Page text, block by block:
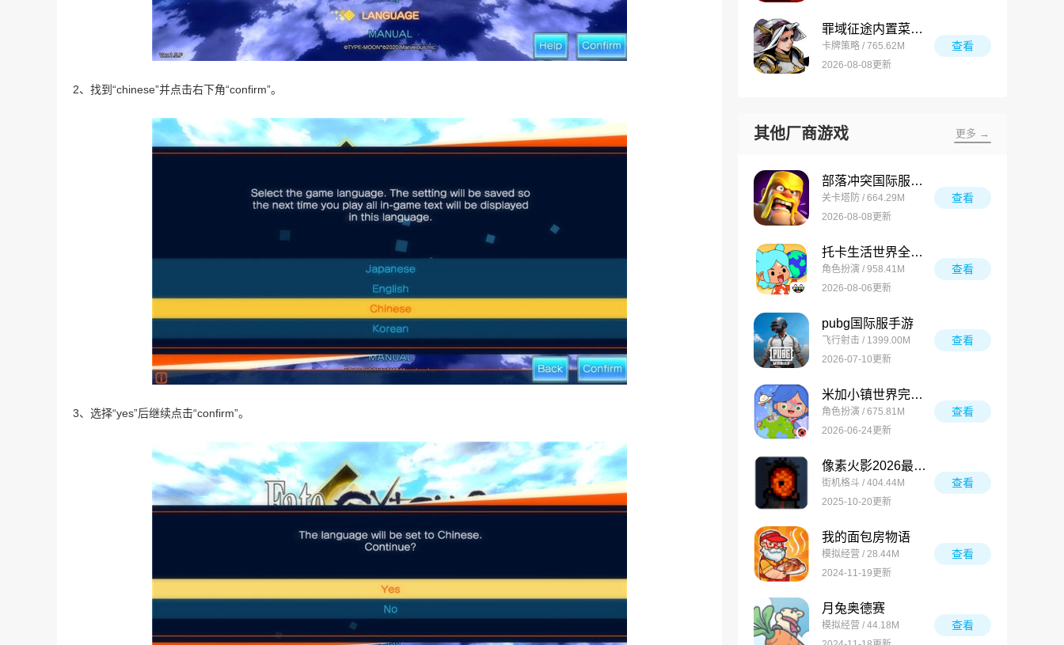
2、找到“chinese”并点击右下角“confirm”。
3、选择“yes”后继续点击“confirm”。
罪域征途内置菜单版
卡牌策略 / 765.62M
2026-08-08更新
查看
其他厂商游戏 更多 →
部落冲突国际服最新版
关卡塔防 / 664.29M
2026-08-08更新
查看
托卡生活世界全解锁版
角色扮演 / 958.41M
2026-08-06更新
查看
pubg国际服手游
飞行射击 / 1399.00M
2026-07-10更新
查看
米加小镇世界完整版
角色扮演 / 675.81M
2026-06-24更新
查看
像素火影2026最新版
街机格斗 / 404.44M
2025-10-20更新
查看
我的面包房物语
模拟经营 / 28.44M
2024-11-19更新
查看
月兔奥德赛
模拟经营 / 44.18M
查看